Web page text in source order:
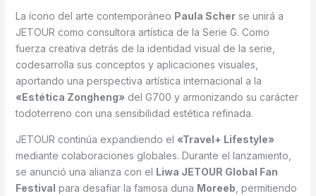
La ícono del arte contemporáneo Paula Scherse unirá a
JETOUR como consultora artística de la Serie G. Como
fuerza creativa detrás de la identidad visual de la serie,
codesarrolla sus conceptos y aplicaciones visuales,
aportando una perspectiva artística internacional a la
«Estética Zongheng»del G700 y armonizando su carácter
todoterreno con una sensibilidad estética refinada.
JETOUR continúa expandiendo el «Travel+ Lifestyle»
mediante colaboraciones globales. Durante el lanzamiento,
se anunció una alianza con el Liwa JETOUR Global Fan
Festival para desafiar la famosa duna Moreeb , permitiendo